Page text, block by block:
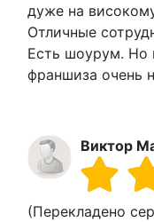
дуже на високому
Отличные
Есть шоурум. Но
франшиза очень
Виктор
(Перекладено